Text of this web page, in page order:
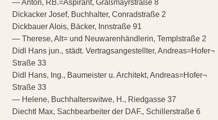
— Anton, RB.=Aspirant, Graßmayrstraße 8
Dickacker Josef, Buchhalter, Conradstraße 2
Dickbauer Alois, Bäcker, Innstraße 91
— Therese, Alt= und Neuwarenhändlerin, Templstraße 2
Didl Hans jun., städt. Vertragsangestellter, Andreas=Hofer¬
Straße 33
Didl Hans, Ing., Baumeister u. Architekt, Andreas=Hofer¬
Straße 33
— Helene, Buchhalterswitwe, H., Riedgasse 37
Diechtl Max, Sachbearbeiter der DAF., Schillerstraße 6